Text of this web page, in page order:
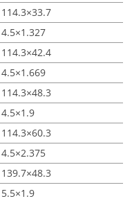
114.3×33.7
4.5×1.327
114.3×42.4
4.5×1.669
114.3×48.3
4.5×1.9
114.3×60.3
4.5×2.375
139.7×48.3
5.5×1.9